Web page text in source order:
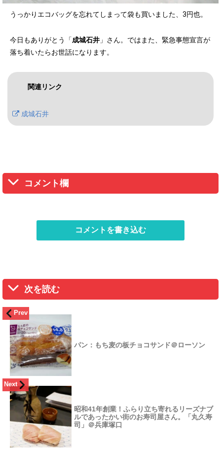
うっかりエコバッグを忘れてしまって袋も買いました、3円也。
今日もありがとう「成城石井 」さん。ではまた、緊急事態宣言が
落ち着いたらお世話になります。
関連リンク
成城石井
コメント欄
コメントを書き込む
次を読む
Prev
パン：もち麦の板チョコサンド＠ローソン
Next
昭和41年創業！ふらり立ち寄れるリーズナブ
ルであったかい街のお寿司屋さん。「丸久寿
司」＠兵庫塚口